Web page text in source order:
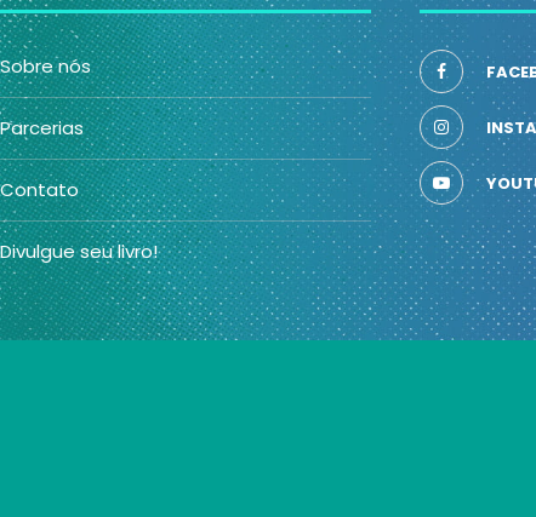
Sobre nós
Parcerias
Contato
Divulgue seu livro!